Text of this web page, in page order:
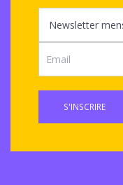
S'INSCRIRE